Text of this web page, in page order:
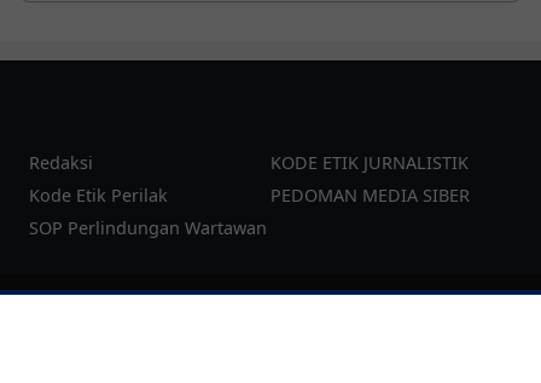
Redaksi
KODE ETIK JURNALISTIK
Kode Etik Perilak
PEDOMAN MEDIA SIBER
SOP Perlindungan Wartawan